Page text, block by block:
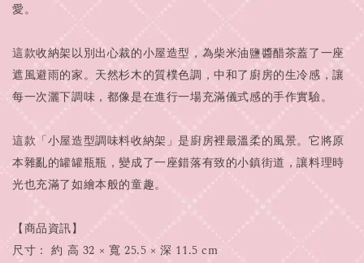
愛。
這款收納架以別出心裁的小屋造型，為柴米油鹽醬醋茶蓋了一座
遮風避雨的家。天然杉木的質樸色調，中和了廚房的生冷感，讓
每一次灑下調味，都像是在進行一場充滿儀式感的手作實驗。
這款「小屋造型調味料收納架」是廚房裡最溫柔的風景。它將原
本雜亂的罐罐瓶瓶，變成了一座錯落有致的小鎮街道，讓料理時
光也充滿了如繪本般的童趣。
【商品資訊】
尺寸： 約 高 32 × 寬 25.5 × 深 11.5 cm